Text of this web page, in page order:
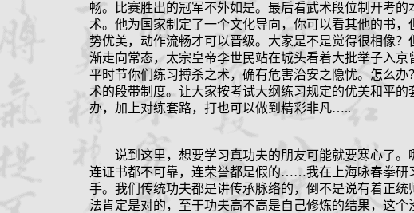
畅。比赛胜出的冠军不外如是。最后看武术段位制开考
术。他为国家制定了一个文化导向，你可以看其他的书
势优美，动作流畅才可以晋级。大家是不是觉得很相像
渐走向常态，太宗皇帝李世民站在城头看着大批举子入
平时节你们练习搏杀之术，确有危害治安之隐忧。怎么
术的段带制度。让大家按考试大纲练习规定的优美和平
办，加上对练套路，打也可以做到精彩非凡…..
说到这里，想要学习真功夫的朋友可能就要寒心了
连证书都不可靠，连荣誉都是假的……我在上海咏春拳研
手。我们传统功夫都是讲传承脉络的，倒不是说有着正
法肯定是对的，至于功夫高不高是自己修炼的结果，这